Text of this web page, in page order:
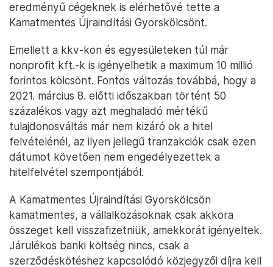
eredményű cégeknek is elérhetővé tette a
Kamatmentes Újraindítási Gyorskölcsönt.
Emellett a kkv-kon és egyesületeken túl már
nonprofit kft.-k is igényelhetik a maximum 10 millió
forintos kölcsönt. Fontos változás továbbá, hogy a
2021. március 8. előtti időszakban történt 50
százalékos vagy azt meghaladó mértékű
tulajdonosváltás már nem kizáró ok a hitel
felvételénél, az ilyen jellegű tranzakciók csak ezen
dátumot követően nem engedélyezettek a
hitelfelvétel szempontjából.
A Kamatmentes Újraindítási Gyorskölcsön
kamatmentes, a vállalkozásoknak csak akkora
összeget kell visszafizetniük, amekkorát igényeltek.
Járulékos banki költség nincs, csak a
szerződéskötéshez kapcsolódó közjegyzői díjra kell